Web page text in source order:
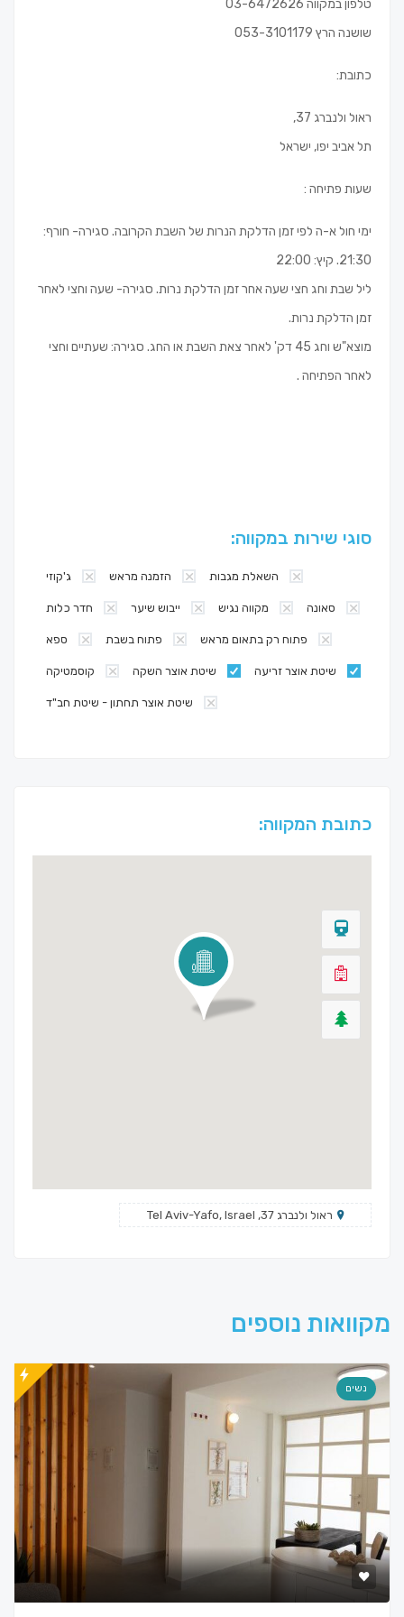
טלפון במקווה 03-6472626
שושנה הרץ 053-3101179
כתובת:
ראול ולנברג 37,
תל אביב יפו, ישראל
שעות פתיחה :
ימי חול א-ה לפי זמן הדלקת הנרות של השבת הקרובה. סגירה- חורף:
21:30. קיץ: 22:00
ליל שבת וחג חצי שעה אחר זמן הדלקת נרות. סגירה- שעה וחצי לאחר
זמן הדלקת נרות.
מוצא"ש וחג 45 דק' לאחר צאת השבת או החג. סגירה: שעתיים וחצי
לאחר הפתיחה .
סוגי שירות במקווה:
ג'קוזי הזמנה מראש השאלת מגבות
חדר כלות ייבוש שיער מקווה נגיש סאונה
ספא פתוח בשבת פתוח רק בתאום מראש
קוסמטיקה שיטת אוצר השקה שיטת אוצר זריעה
שיטת אוצר תחתון - שיטת חב"ד
כתובת המקווה:
ראול ולנברג 37, Tel Aviv-Yafo, Israel
מקוואות נוספים
נשים